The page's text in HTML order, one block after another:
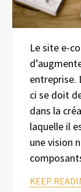
Le site e-
entreprise.
ci se doit
dans la
laquelle il
une vision
KEEP